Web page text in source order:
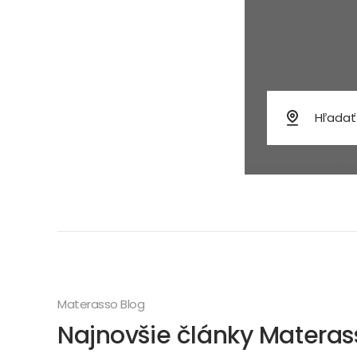
Materasso Blog
Najnovšie články